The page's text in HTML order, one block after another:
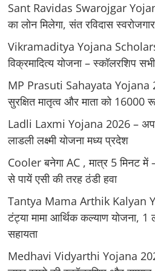
Sant Ravidas Swarojgar
का लोन मिलेगा, संत रविदास
Vikramaditya Yojana
विक्रमादित्‍य योजना – स्‍कॉलरशिप
MP Prasuti Sahayata Yojana
सुरक्षित मातृत्व और माता को 16000
Ladli Laxmi Yojana 2026 –
लाडली लक्ष्मी योजना मध्य प्रदेश
Cooler बनेगा AC , मात्र 5 मिनट
से पायें एसी की तरह ठंडी हवा
Tantya Mama Arthik Kalyan
टंट्या मामा आर्थिक कल्‍याण योजना,
सहायता
Medhavi Vidyarthi Yojana